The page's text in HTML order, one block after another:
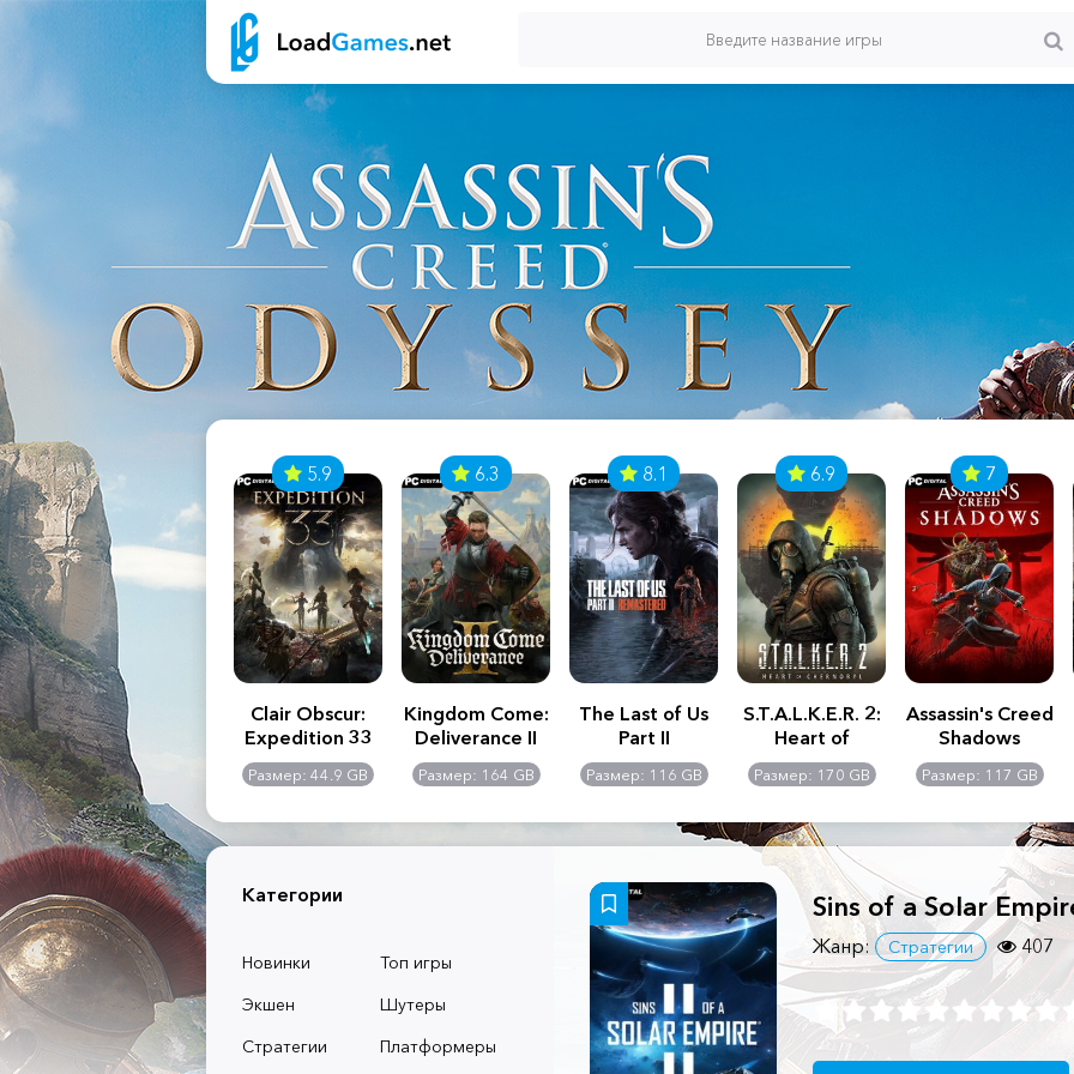
2:
-
GB
Assassin's Creed
Shadows
Размер: 117 GB
5.9
Clair Obscur:
Expedition 33
Размер: 44.9 GB
6.3
Kingdom Come:
Deliverance II
Размер: 164 GB
8.1
The Last of Us
Part II
Remastered
Размер: 116 GB
6.9
S.T.A.L.K.E.R. 2:
Heart of
Chernobyl -
Ultimate Edition
Размер: 170 GB
7
Assassin's Creed
Shadows
Размер: 117 GB
Категории
Новинки
Топ игры
Экшен
Шутеры
Стратегии
Платформеры
Sins of a Solar
Жанр: Стратегии 407